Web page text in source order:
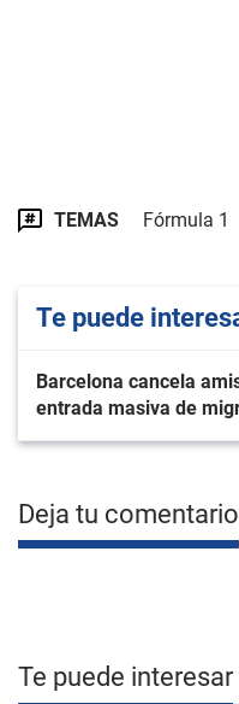
TEMAS Fórmula 1
Te puede
Barcelona cancela
entrada masiva de
Deja tu comentario
Te puede interesar